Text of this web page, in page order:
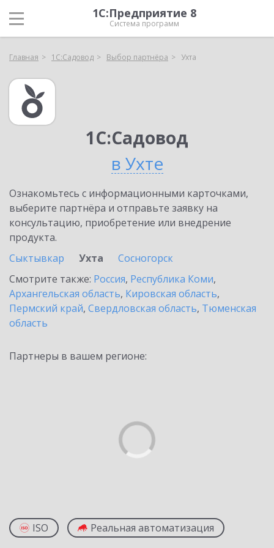
1С:Предприятие 8
Система программ
Главная 1С:Садовод Выбор партнёра Ухта
1С:Садовод
в Ухте
Ознакомьтесь с информационными карточками,
выберите партнёра и отправьте заявку на
консультацию, приобретение или внедрение
продукта.
Сыктывкар
Ухта
Сосногорск
Смотрите также: Россия, Республика Коми,
Архангельская область, Кировская область,
Пермский край, Свердловская область, Тюменская
область
Партнеры в вашем регионе:
ISO Реальная автоматизация